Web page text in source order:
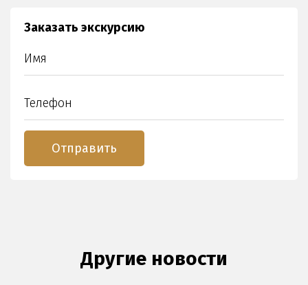
Заказать экскурсию
Другие новости